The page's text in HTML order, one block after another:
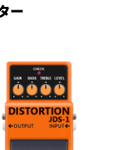
ー